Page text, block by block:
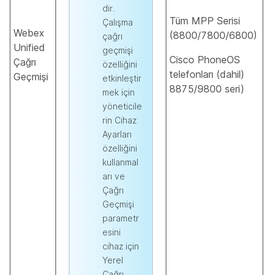
Webex
Unified
Çağrı
Geçmişi
dir.
Çalışma
çağrı
geçmişi
özelliğini
etkinleştir
mek için
yöneticile
rin Cihaz
Ayarları
özelliğini
kullanmal
arı ve
Çağrı
Geçmişi
parametr
esini
cihaz için
Yerel
Tüm MPP Serisi
(8800/7800/6800)
Cisco PhoneOS
telefonları (dahil)
8875/9800 seri)